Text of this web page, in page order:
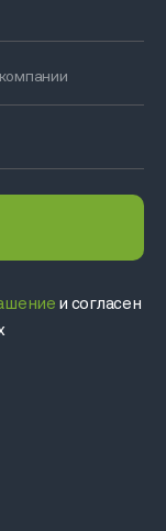
и согласен